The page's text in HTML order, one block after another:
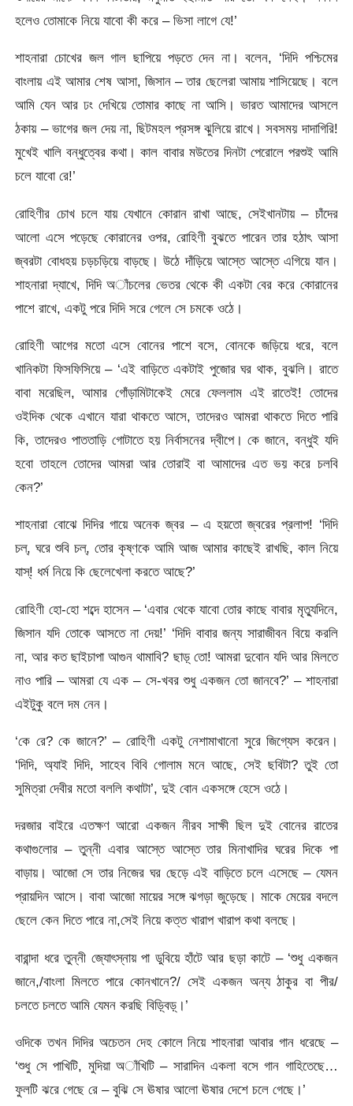
হলেও তোমাকে নিয়ে যাবো কী করে – ভিসা লাগে যে!’
শাহনারা চোখের জল গাল ছাপিয়ে পড়তে দেন না। বলেন, ‘দিদি পশ্চিমের
বাংলায় এই আমার শেষ আসা, জিসান – তার ছেলেরা আমায় শাসিয়েছে। বলে
আমি যেন আর ঢং দেখিয়ে তোমার কাছে না আসি। ভারত আমাদের আসলে
ঠকায় – ভাগের জল দেয় না, ছিটমহল প্রসঙ্গ ঝুলিয়ে রাখে। সবসময় দাদাগিরি!
মুখেই খালি বন্ধুত্বের কথা। কাল বাবার মউতের দিনটা পেরোলে পরশুই আমি
চলে যাবো রে!’
রোহিণীর চোখ চলে যায় যেখানে কোরান রাখা আছে, সেইখানটায় – চাঁদের
আলো এসে পড়েছে কোরানের ওপর, রোহিণী বুঝতে পারেন তার হঠাৎ আসা
জ্বরটা বোধহয় চড়চড়িয়ে বাড়ছে। উঠে দাঁড়িয়ে আস্তে আস্তে এগিয়ে যান।
শাহনারা দ্যাখে, দিদি অাঁচলের ভেতর থেকে কী একটা বের করে কোরানের
পাশে রাখে, একটু পরে দিদি সরে গেলে সে চমকে ওঠে।
রোহিণী আগের মতো এসে বোনের পাশে বসে, বোনকে জড়িয়ে ধরে, বলে
খানিকটা ফিসফিসিয়ে – ‘এই বাড়িতে একটাই পুজোর ঘর থাক, বুঝলি। রাতে
বাবা মরেছিল, আমার গোঁড়ামিটাকেই মেরে ফেললাম এই রাতেই! তোদের
ওইদিক থেকে এখানে যারা থাকতে আসে, তাদেরও আমরা থাকতে দিতে পারি
কি, তাদেরও পাততাড়ি গোটাতে হয় নির্বাসনের দ্বীপে। কে জানে, বন্ধুই যদি
হবো তাহলে তোদের আমরা আর তোরাই বা আমাদের এত ভয় করে চলবি
কেন?’
শাহনারা বোঝে দিদির গায়ে অনেক জ্বর – এ হয়তো জ্বরের প্রলাপ! ‘দিদি
চল্, ঘরে শুবি চল্, তোর কৃষ্ণকে আমি আজ আমার কাছেই রাখছি, কাল নিয়ে
যাস্! ধর্ম নিয়ে কি ছেলেখেলা করতে আছে?’
রোহিণী হো-হো শব্দে হাসেন – ‘এবার থেকে যাবো তোর কাছে বাবার মৃত্যুদিনে,
জিসান যদি তোকে আসতে না দেয়!’ ‘দিদি বাবার জন্য সারাজীবন বিয়ে করলি
না, আর কত ছাইচাপা আগুন থামাবি? ছাড়্ তো! আমরা দুবোন যদি আর মিলতে
নাও পারি – আমরা যে এক – সে-খবর শুধু একজন তো জানবে?’ – শাহনারা
এইটুকু বলে দম নেন।
‘কে রে? কে জানে?’ – রোহিণী একটু নেশামাখানো সুরে জিগ্যেস করেন।
‘দিদি, অ্যাই দিদি, সাহেব বিবি গোলাম মনে আছে, সেই ছবিটা? তুই তো
সুমিত্রা দেবীর মতো বললি কথাটা’, দুই বোন একসঙ্গে হেসে ওঠে।
দরজার বাইরে এতক্ষণ আরো একজন নীরব সাক্ষী ছিল দুই বোনের রাতের
কথাগুলোর – তুন্নী এবার আস্তে আস্তে তার মিনাখাদির ঘরের দিকে পা
বাড়ায়। আজো সে তার নিজের ঘর ছেড়ে এই বাড়িতে চলে এসেছে – যেমন
প্রায়দিন আসে। বাবা আজো মায়ের সঙ্গে ঝগড়া জুড়েছে। মাকে মেয়ের বদলে
ছেলে কেন দিতে পারে না,সেই নিয়ে কত্ত খারাপ খারাপ কথা বলছে।
বারান্দা ধরে তুন্নী জ্যোৎস্নায় পা ডুবিয়ে হাঁটে আর ছড়া কাটে – ‘শুধু একজন
জানে,/বাংলা মিলতে পারে কোনখানে?/ সেই একজন অন্য ঠাকুর বা পীর/
চলতে চলতে আমি যেমন করছি বিড়্বিড়্।’
ওদিকে তখন দিদির অচেতন দেহ কোলে নিয়ে শাহনারা আবার গান ধরেছে –
‘শুধু সে পাখিটি, মুদিয়া অাঁখিটি – সারাদিন একলা বসে গান গাহিতেছে…
ফুলটি ঝরে গেছে রে – বুঝি সে ঊষার আলো ঊষার দেশে চলে গেছে।’